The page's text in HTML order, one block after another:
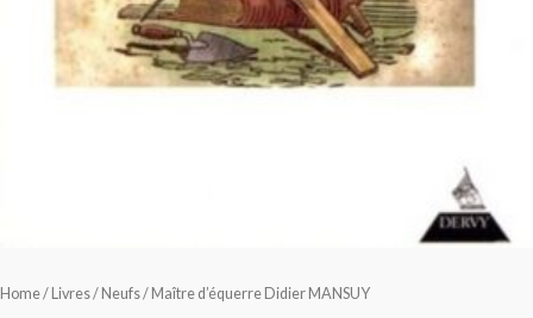
Home/ Livres/ Neufs/ Maître d’équerre Didier MANSUY